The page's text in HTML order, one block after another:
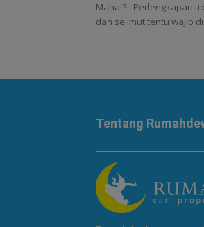
Mahal? - Perlengkapan
dan selimut tentu wajib
Tentang